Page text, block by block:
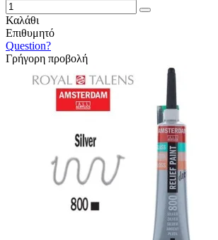
Καλάθι
Επιθυμητό
Question?
Γρήγορη προβολή